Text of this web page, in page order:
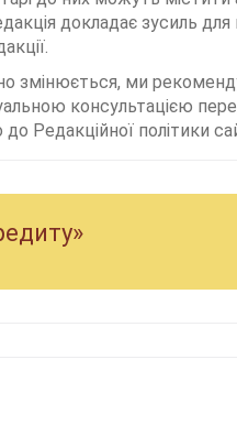
докладає зусиль для
змінюється, ми
консультацією
Редакційної політики